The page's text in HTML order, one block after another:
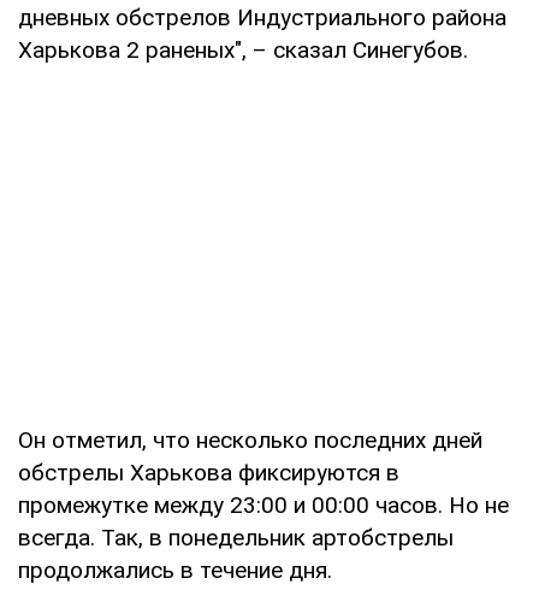
дневных обстрелов Индустриального района
Харькова 2 раненых", – сказал Синегубов.
Он отметил, что несколько последних дней
обстрелы Харькова фиксируются в
промежутке между 23:00 и 00:00 часов. Но не
всегда. Так, в понедельник артобстрелы
продолжались в течение дня.